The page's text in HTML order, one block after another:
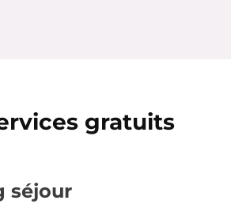
gratuits
séjour